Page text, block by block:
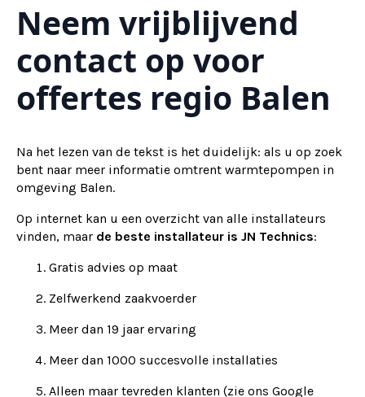
Neem vrijblijvend
contact op voor
offertes regio Balen
Na het lezen van de tekst is het duidelijk: als u op zoek
bent naar meer informatie omtrent warmtepompen in
omgeving Balen.
Op internet kan u een overzicht van alle installateurs
vinden, maar de beste installateur is JN Technics:
Gratis advies op maat
Zelfwerkend zaakvoerder
Meer dan 19 jaar ervaring
Meer dan 1000 succesvolle installaties
Alleen maar tevreden klanten (zie ons Google